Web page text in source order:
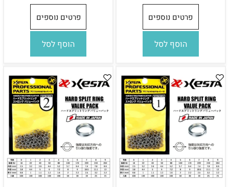
פרטים נוספים
הוסף לסל
פרטים נוספים
הוסף לסל